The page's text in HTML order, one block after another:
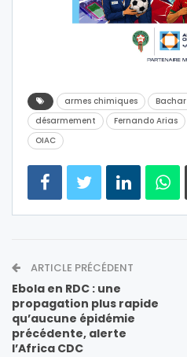
armes chimiques
désarmement
Fernando Arias
OIAC
ARTICLE PRÉCÉDENT
Ebola en RDC : une
propagation plus rapide
qu’aucune épidémie
précédente, alerte
l’Africa CDC